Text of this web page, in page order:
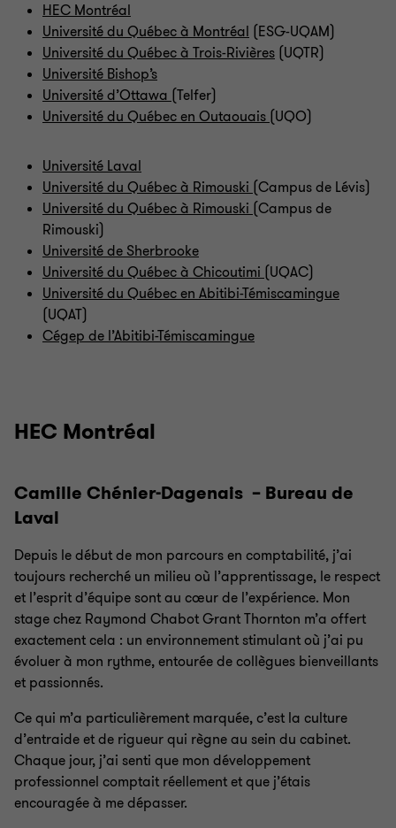
HEC Montréal
Université du Québec à Montréal (ESG-UQAM)
Université du Québec à Trois-Rivières (UQTR)
Université Bishop’s
Université d’Ottawa (Telfer)
Université du Québec en Outaouais (UQO)
Université Laval
Université du Québec à Rimouski (Campus de Lévis)
Université du Québec à Rimouski (Campus de
Rimouski)
Université de Sherbrooke
Université du Québec à Chicoutimi (UQAC)
Université du Québec en Abitibi-Témiscamingue
(UQAT)
Cégep de l’Abitibi-Témiscamingue
HEC Montréal
Camille Chénier-Dagenais – Bureau de
Laval
Depuis le début de mon parcours en comptabilité, j’ai
toujours recherché un milieu où l’apprentissage, le respect
et l’esprit d’équipe sont au cœur de l’expérience. Mon
stage chez Raymond Chabot Grant Thornton m’a offert
exactement cela : un environnement stimulant où j’ai pu
évoluer à mon rythme, entourée de collègues bienveillants
et passionnés.
Ce qui m’a particulièrement marquée, c’est la culture
d’entraide et de rigueur qui règne au sein du cabinet.
Chaque jour, j’ai senti que mon développement
professionnel comptait réellement et que j’étais
encouragée à me dépasser.